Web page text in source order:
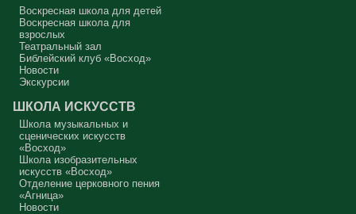
другого, но не себя.
Вот с этим предлагается войти в сплошную неделю. Ещё раз:
сплошная неделя прошла, потом две мясопустные, третья –
Масленица, прощённое воскресенье. С чем я приду?
В нас должно быть внимание к тому, что время воздержания – это
дни для приготовления не только к Пасхе, а к Небесному Царству!
Это цель жизни. Я об этом забыл, я туда хочу, но я забыл. И я
сначала увидеть в себе этого урода, а потом начать с ним борьбу.
Аминь.
Протоиерей Андрей Алексеев
Воскресная школа для детей
Воскресная школа для
взрослых
Театральный зал
Библейский клуб «Восход»
Новости
Экскурсии
ШКОЛА ИСКУССТВ
Школа музыкальных и
сценических искусств
«Восход»
Школа изобразительных
искусств «Восход»
Отделение церковного пения
«Агница»
Новости